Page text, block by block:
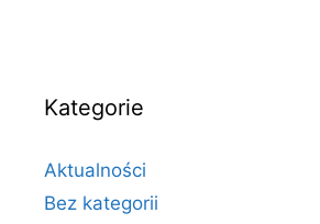
Kategorie
Aktualności
Bez kategorii